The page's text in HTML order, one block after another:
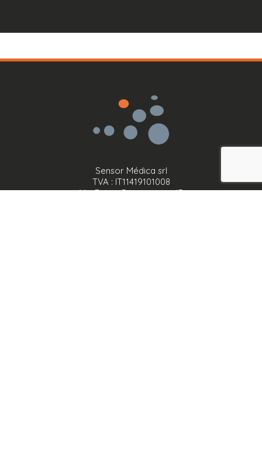
Sensor Médica srl
TVA : IT11419101008
Via Bruno Pontecorvo, 13